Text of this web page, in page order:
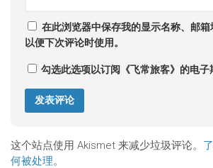
在此浏览器中保存我的显示名称、邮箱
以便下次评论时使用。
勾选此选项以订阅《飞常旅客》的电子
这个站点使用 Akismet 来减少垃圾评论。
何被处理。